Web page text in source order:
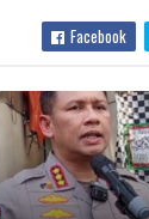
Facebook